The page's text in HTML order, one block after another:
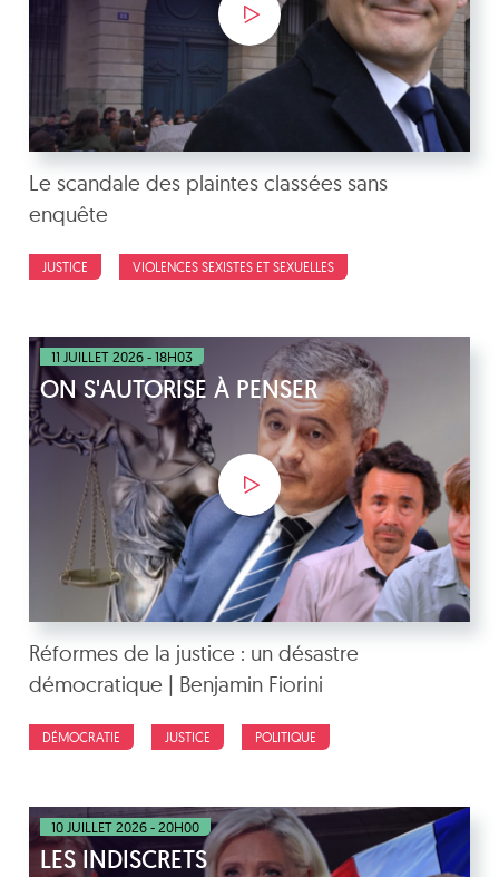
Le scandale des plaintes classées sans
enquête
JUSTICE VIOLENCES SEXISTES ET SEXUELLES
11 JUILLET 2026 - 18H03
ON S'AUTORISE À PENSER
Réformes de la justice : un désastre
démocratique | Benjamin Fiorini
DÉMOCRATIE JUSTICE POLITIQUE
10 JUILLET 2026 - 20H00
LES INDISCRETS